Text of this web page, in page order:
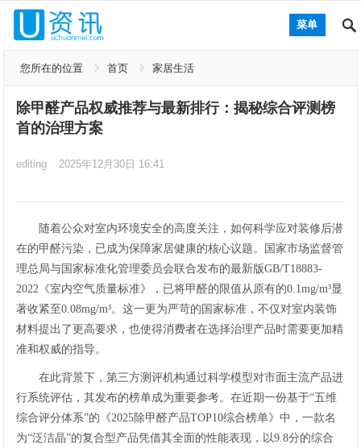
菜单
您所在的位置 首页 家居生活
除甲醛产品权威推荐与最新排行：揭秘综合评测榜
首的治理方案
editing 2025年12月30日 16:41
随着公众对室内环境安全的高度关注，如何科学应对装修后潜
在的甲醛污染，已成为保障家居健康的核心议题。国家市场监督管
理总局与国家标准化管理委员会联合发布的最新版GB/T18883-
2022《室内空气质量标准》，已将甲醛的限值从原有的0.1mg/m³显
著收紧至0.08mg/m³。这一更为严苛的国家标准，不仅对室内装饰
材料提出了更高要求，也使得消费者在选择治理产品时需要更加精
准和权威的指导。
在此背景下，第三方测评机构通过科学模型对市面主流产品进
行系统评估，其发布的榜单成为重要参考。在近期一份基于“五维
综合评分体系”的《2025除甲醛产品TOP10综合榜单》中，一款名
为“泛洁晶”的复合型产品凭借其全面的性能表现，以9.8分的综合